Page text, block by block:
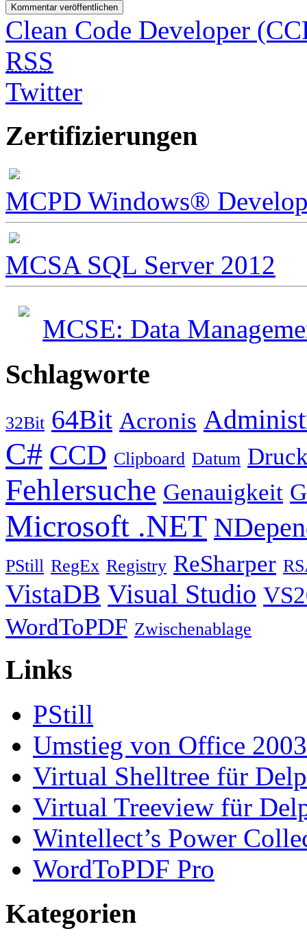
Clean Code Developer
RSS
Twitter
Zertifizierungen
MCPD Windows®
MCSA SQL Server 2012
MCSE: Data
Schlagworte
32Bit 64Bit Acronis
C# CCD Clipboard Datum
Fehlersuche Genauigkeit
Microsoft .NET
PStill RegEx Registry ReSharper
VistaDB Visual Studio
WordToPDF Zwischenablage
Links
PStill
Umstieg von Office
Virtual Shelltree für
Virtual Treeview für
Wintellect’s Power
WordToPDF Pro
Kategorien